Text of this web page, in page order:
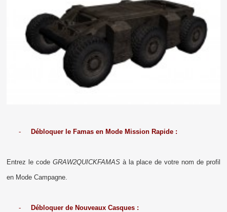
- Débloquer le Famas en Mode Mission Rapide :
Entrez le codeGRAW2QUICKFAMAS à la place de votre nom de profil
en Mode Campagne.
- Débloquer de Nouveaux Casques :